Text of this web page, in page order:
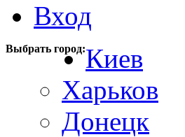
Вход
Выбрать город:Киев
Харьков
Донецк